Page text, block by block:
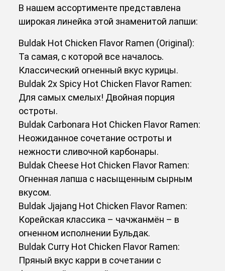
В нашем ассортименте представлена
широкая линейка этой знаменитой лапши:
Buldak Hot Chicken Flavor Ramen (Original):
Та самая, с которой все началось.
Классический огненный вкус курицы.
Buldak 2x Spicy Hot Chicken Flavor Ramen:
Для самых смелых! Двойная порция
остроты.
Buldak Carbonara Hot Chicken Flavor Ramen:
Неожиданное сочетание остроты и
нежности сливочной карбонары.
Buldak Cheese Hot Chicken Flavor Ramen:
Огненная лапша с насыщенным сырным
вкусом.
Buldak Jjajang Hot Chicken Flavor Ramen:
Корейская классика – чачжанмён – в
огненном исполнении Бульдак.
Buldak Curry Hot Chicken Flavor Ramen:
Пряный вкус карри в сочетании с